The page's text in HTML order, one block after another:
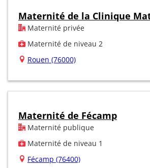
Maternité de la Clinique
Maternité privée
Maternité de niveau 2
Rouen (76000)
Maternité de Fécamp
Maternité publique
Maternité de niveau 1
Fécamp (76400)